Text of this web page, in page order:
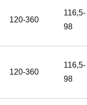
120-360
116,5-
98
120-360
116,5-
98